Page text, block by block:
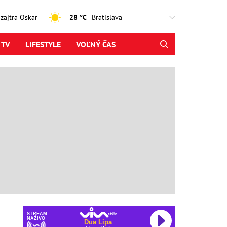
Oskar 28 °C
LIFESTYLE VOĽNÝ ČAS
STREAM
NAŽIVO
Dua Lipa